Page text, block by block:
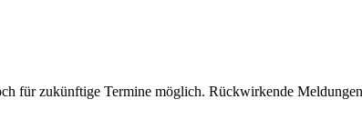
für zukünftige Termine möglich. Rückwirkende